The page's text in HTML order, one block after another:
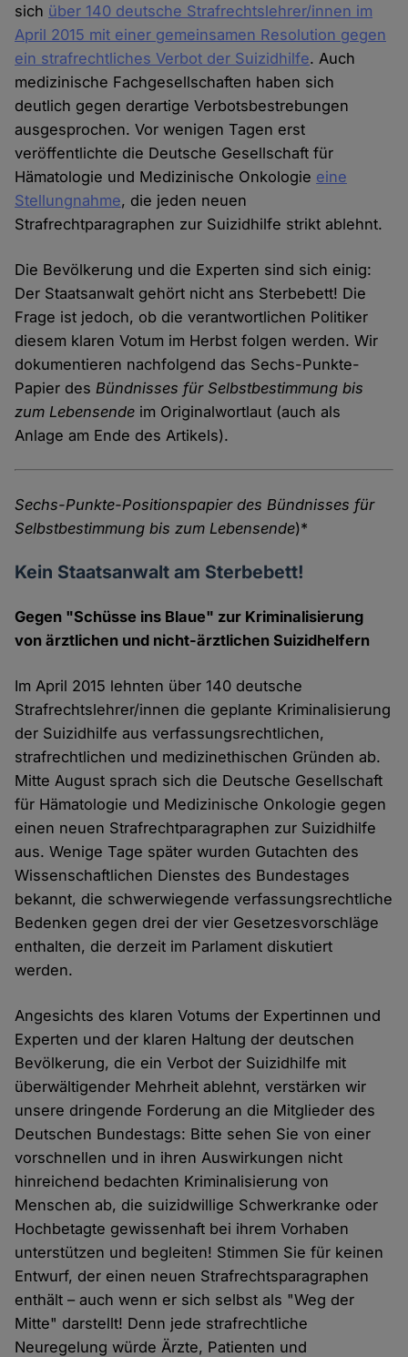
sich über 140 deutsche Strafrechtslehrer/innen im
April 2015 mit einer gemeinsamen Resolution gegen
ein strafrechtliches Verbot der Suizidhilfe. Auch
medizinische Fachgesellschaften haben sich
deutlich gegen derartige Verbotsbestrebungen
ausgesprochen. Vor wenigen Tagen erst
veröffentlichte die Deutsche Gesellschaft für
Hämatologie und Medizinische Onkologie eine
Stellungnahme, die jeden neuen
Strafrechtparagraphen zur Suizidhilfe strikt ablehnt.
Die Bevölkerung und die Experten sind sich einig:
Der Staatsanwalt gehört nicht ans Sterbebett! Die
Frage ist jedoch, ob die verantwortlichen Politiker
diesem klaren Votum im Herbst folgen werden. Wir
dokumentieren nachfolgend das Sechs-Punkte-
Papier desBündnisses für Selbstbestimmung bis
zum Lebensende im Originalwortlaut (auch als
Anlage am Ende des Artikels).
Sechs-Punkte-Positionspapier des Bündnisses für
Selbstbestimmung bis zum Lebensende)*
Kein Staatsanwalt am Sterbebett!
Gegen "Schüsse ins Blaue" zur Kriminalisierung
von ärztlichen und nicht-ärztlichen Suizidhelfern
Im April 2015 lehnten über 140 deutsche
Strafrechtslehrer/innen die geplante Kriminalisierung
der Suizidhilfe aus verfassungsrechtlichen,
strafrechtlichen und medizinethischen Gründen ab.
Mitte August sprach sich die Deutsche Gesellschaft
für Hämatologie und Medizinische Onkologie gegen
einen neuen Strafrechtparagraphen zur Suizidhilfe
aus. Wenige Tage später wurden Gutachten des
Wissenschaftlichen Dienstes des Bundestages
bekannt, die schwerwiegende verfassungsrechtliche
Bedenken gegen drei der vier Gesetzesvorschläge
enthalten, die derzeit im Parlament diskutiert
werden.
Angesichts des klaren Votums der Expertinnen und
Experten und der klaren Haltung der deutschen
Bevölkerung, die ein Verbot der Suizidhilfe mit
überwältigender Mehrheit ablehnt, verstärken wir
unsere dringende Forderung an die Mitglieder des
Deutschen Bundestags: Bitte sehen Sie von einer
vorschnellen und in ihren Auswirkungen nicht
hinreichend bedachten Kriminalisierung von
Menschen ab, die suizidwillige Schwerkranke oder
Hochbetagte gewissenhaft bei ihrem Vorhaben
unterstützen und begleiten! Stimmen Sie für keinen
Entwurf, der einen neuen Strafrechtsparagraphen
enthält – auch wenn er sich selbst als "Weg der
Mitte" darstellt! Denn jede strafrechtliche
Neuregelung würde Ärzte, Patienten und